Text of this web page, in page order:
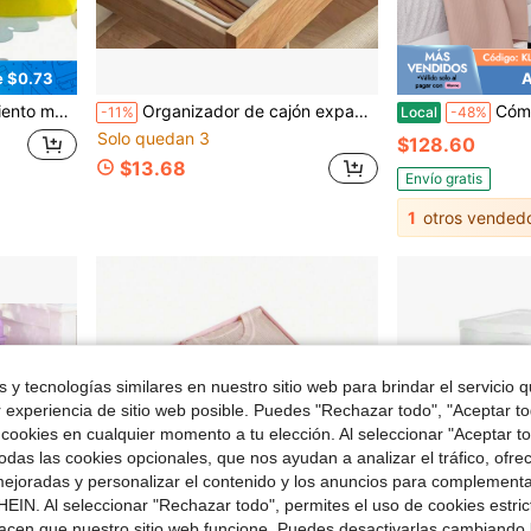
$0.73
organizadora de suministros de manualidades para oficina y escuela -11% Organizador de cajón expandible con divisor, caja de almacenamiento con compartimentos ajustables para cajón de gabinete, oficina, tocador, combinación de grande y pequeño
Solo quedan 3
$13.68
Local -48% Cómoda minimalista
$128.60
Envío gratis
1 otros
y tecnologías similares en nuestro sitio web para brindar el servicio
de sitio web posible. Puedes "Rechazar todo", "Aceptar
en cualquier momento a tu elección. Al seleccionar "Aceptar
las cookies opcionales, que nos ayudan a analizar el tráfico,
y personalizar el contenido y los anuncios para
Al seleccionar "Rechazar todo", permites el uso de cookies